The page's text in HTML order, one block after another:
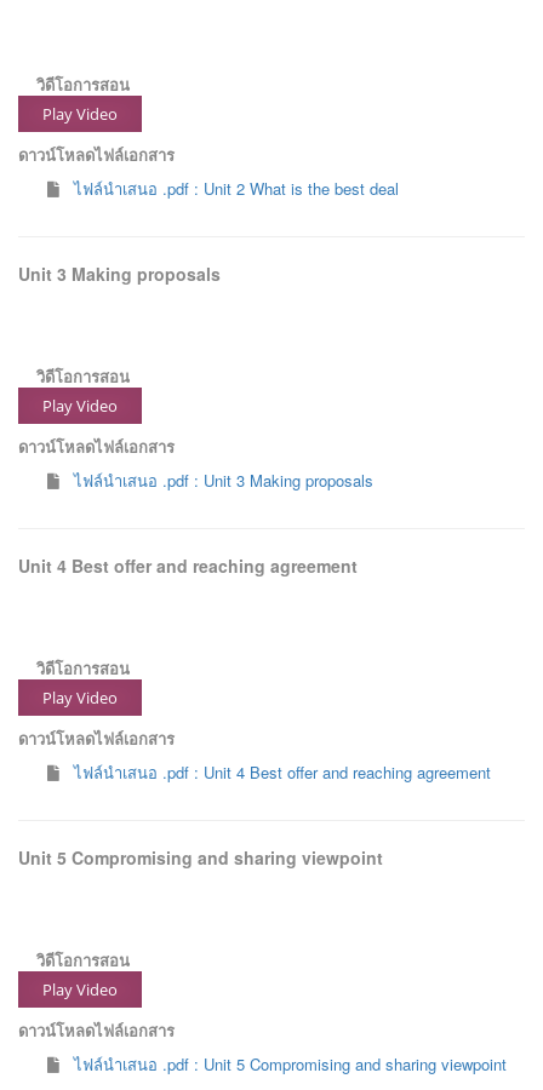
วิดีโอการสอน
Play Video
ดาวน์โหลดไฟล์เอกสาร
ไฟล์นำเสนอ .pdf : Unit 2 What is the best deal
Unit 3 Making proposals
วิดีโอการสอน
Play Video
ดาวน์โหลดไฟล์เอกสาร
ไฟล์นำเสนอ .pdf : Unit 3 Making proposals
Unit 4 Best offer and reaching agreement
วิดีโอการสอน
Play Video
ดาวน์โหลดไฟล์เอกสาร
ไฟล์นำเสนอ .pdf : Unit 4 Best offer and reaching agreement
Unit 5 Compromising and sharing viewpoint
วิดีโอการสอน
Play Video
ดาวน์โหลดไฟล์เอกสาร
ไฟล์นำเสนอ .pdf : Unit 5 Compromising and sharing viewpoint